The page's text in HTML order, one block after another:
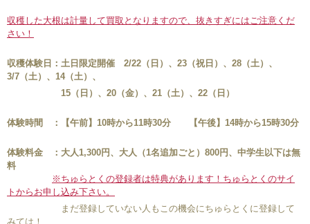
収穫した大根は計量して買取となりますので、抜きすぎにはご注意くだ
さい！
収穫体験日：土日限定開催 2/22（日）、23（祝日）、28（土）、
3/7（土）、14（土）、
15（日）、20（金）、21（土）、22（日）
体験時間 ：【午前】10時から11時30分 【午後】14時から15時30分
体験料金 ：大人1,300円、大人（1名追加ごと）800円、中学生以下は無
料
※ ちゅらとくの登録者は特典があります！ちゅらとくのサイ
トからお申し込み下さい。
まだ登録していない人もこの機会にちゅらとくに登録して
みては！